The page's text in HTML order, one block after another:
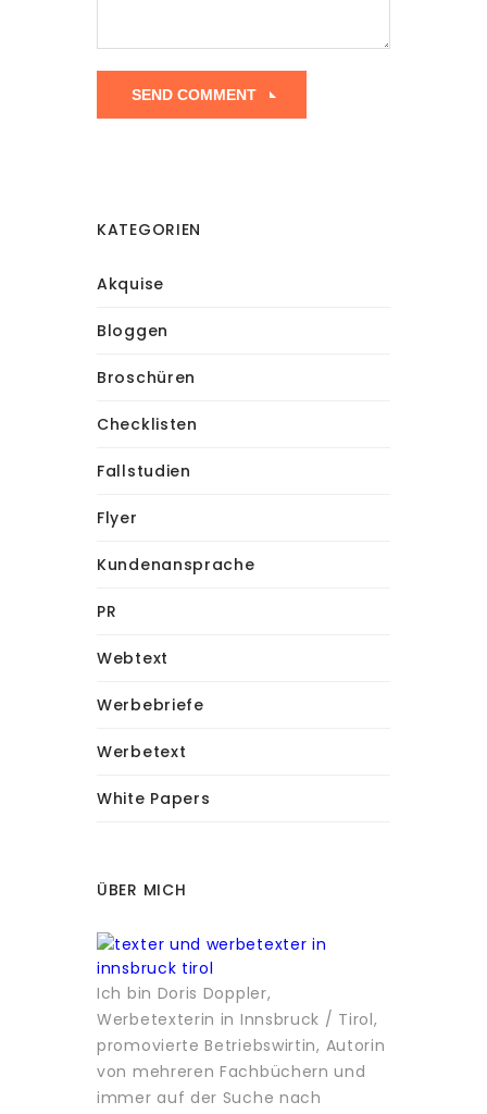
KATEGORIEN
Akquise
Bloggen
Broschüren
Checklisten
Fallstudien
Flyer
Kundenansprache
PR
Webtext
Werbebriefe
Werbetext
White Papers
ÜBER MICH
Ich bin Doris Doppler,
Werbetexterin in Innsbruck / Tirol,
promovierte Betriebswirtin, Autorin
von mehreren Fachbüchern und
immer auf der Suche nach